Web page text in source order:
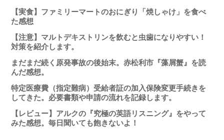
【実食】ファミリーマートのおにぎり「焼しゃけ」を食べ
た感想
【注意】マルトデキストリンを飲むと虫歯になりやすい！
対策を紹介します。
まだまだ続く原発事故の後始末。赤松利市『藻屑蟹』を読
んだ感想。
特定医療費（指定難病）受給者証の加入保険変更手続きを
してきた。必要書類や申請の流れを記録します。
【レビュー】アルクの『究極の英語リスニング』をやって
みた感想。毎日聞いても飽きないよ！